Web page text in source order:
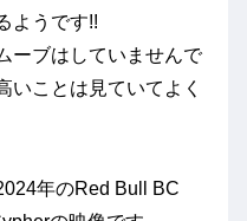
ようです!!
ーブはしていませんで
いことは見ていてよく
年のRed Bull BC